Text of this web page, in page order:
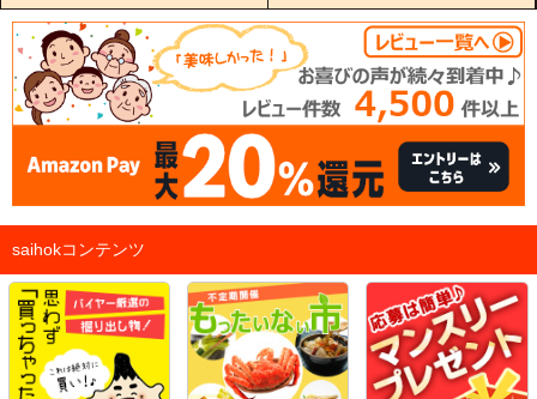
saihokコンテンツ